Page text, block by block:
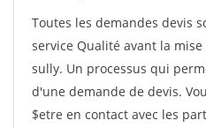
Toutes les demandes devis
service Qualité avant la
sully. Un processus qui
d'une demande de devis.
$etre en contact avec les